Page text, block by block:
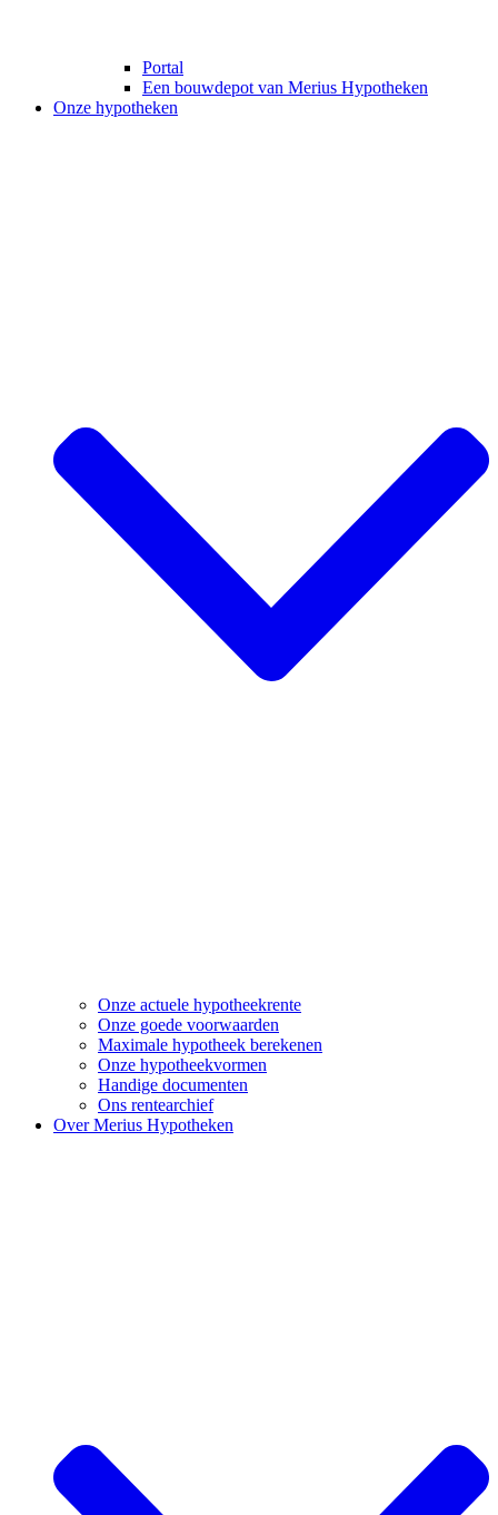
Portal
Een bouwdepot van Merius Hypotheken
Onze hypotheken
Onze actuele hypotheekrente
Onze goede voorwaarden
Maximale hypotheek berekenen
Onze hypotheekvormen
Handige documenten
Ons rentearchief
Over Merius Hypotheken